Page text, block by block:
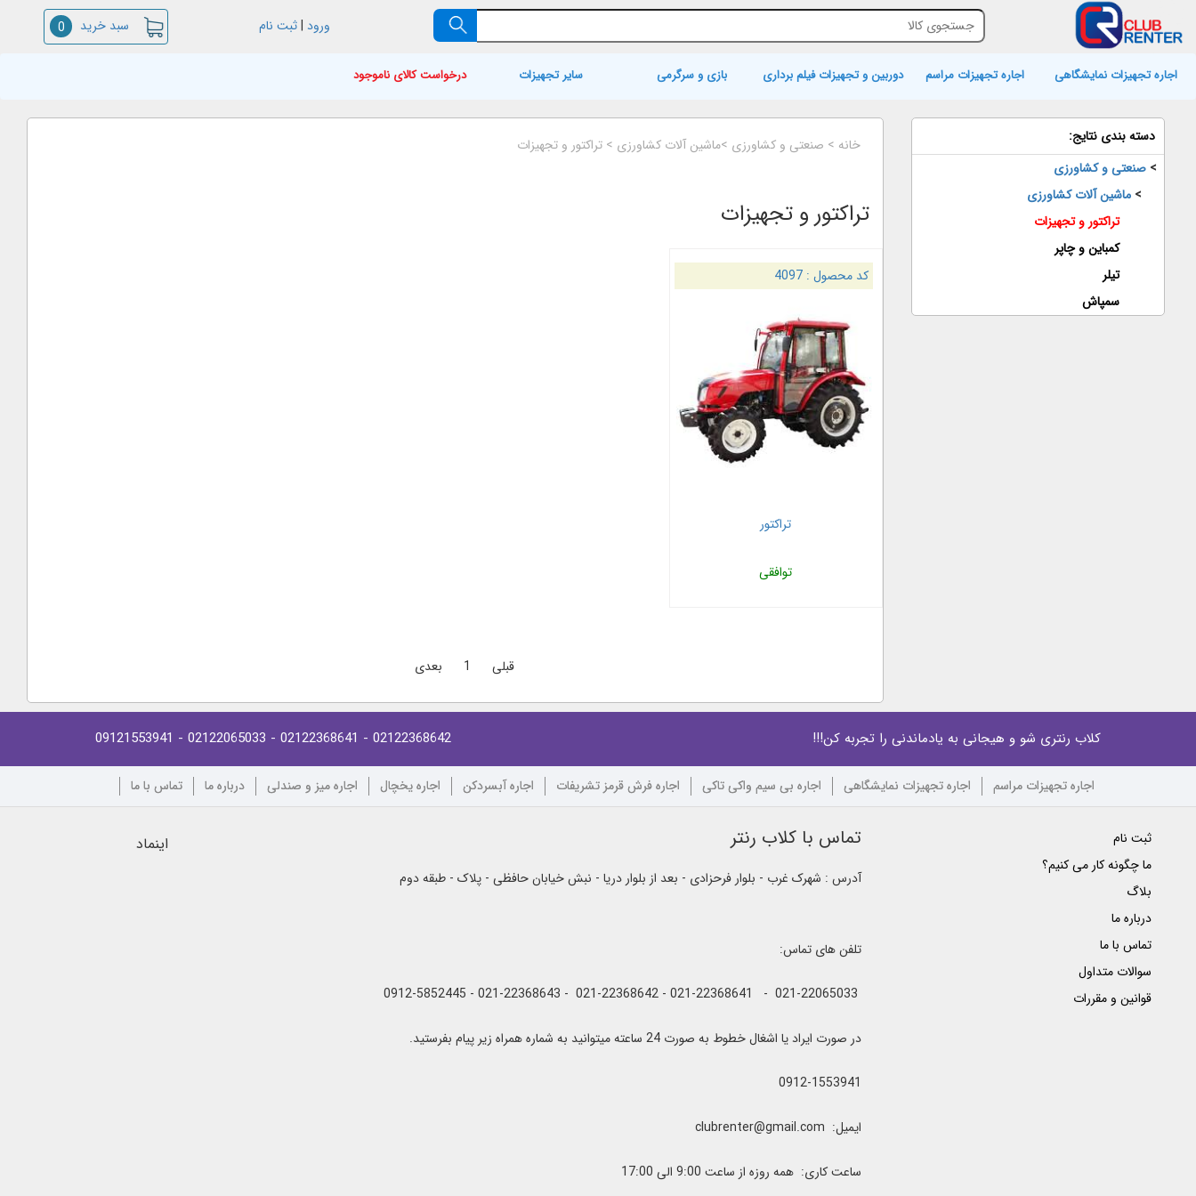
ورود |ثبت نام سبد خرید 0
اجاره تجهیزات نمایشگاهی اجاره تجهیزات مراسم دوربین و تجهیزات فیلم برداری بازی و سرگرمی سایر تجهیزات درخواست کالای ناموجود
خانه > صنعتی و کشاورزی >ماشین آلات کشاورزی > تراکتور و تجهیزات
تراکتور و تجهیزات
کد محصول : 4097
تراکتور
توافقی
قبلی 1 بعدی
دسته بندی نتایج:
> صنعتی و کشاورزی
> ماشین آلات کشاورزی
تراکتور و تجهیزات
کمباین و چاپر
تیلر
سمپاش
کلاب رنتری شو و هیجانی به یادماندنی را تجربه کن!!! 02122368642
- 02122368641
- 02122065033
- 09121553941
اجاره تجهیزات مراسم اجاره تجهیزات نمایشگاهی اجاره بی سیم واکی تاکی اجاره فرش قرمز تشریفات اجاره آبسردکن اجاره یخچال اجاره میز و صندلی درباره ما تماس با ما
ثبت نام
ما چگونه کار می کنیم؟
بلاگ
درباره ما
تماس با ما
سوالات متداول
قوانین و مقررات
تماس با کلاب رنتر
آدرس : شهرک غرب - بلوار فرحزادی - بعد از بلوار دریا - نبش خیابان حافظی - پلاک - طبقه دوم
تلفن های تماس:
در صورت ایراد یا اشغال خطوط به صورت 24 ساعته میتوانید به شماره همراه زیر پیام بفرستید.
0912-1553941
ایمیل: clubrenter@gmail.com
ساعت کاری: همه روزه از ساعت 9:00 الی 17:00
اینماد